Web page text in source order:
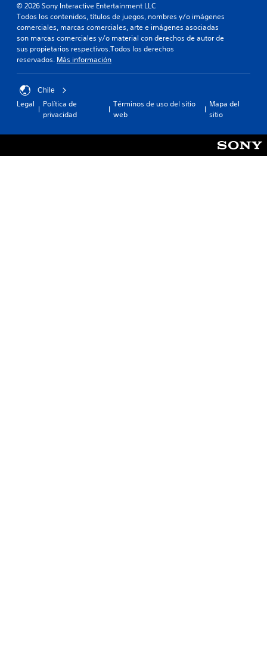
© 2026 Sony Interactive Entertainment LLC
Todos los contenidos, títulos de juegos, nombres y/o imágenes
comerciales, marcas comerciales, arte e imágenes asociadas
son marcas comerciales y/o material con derechos de autor de
sus propietarios respectivos.Todos los derechos
reservados. Más información
Chile
Legal
Política de
privacidad
Términos de uso del sitio
web
Mapa del
sitio